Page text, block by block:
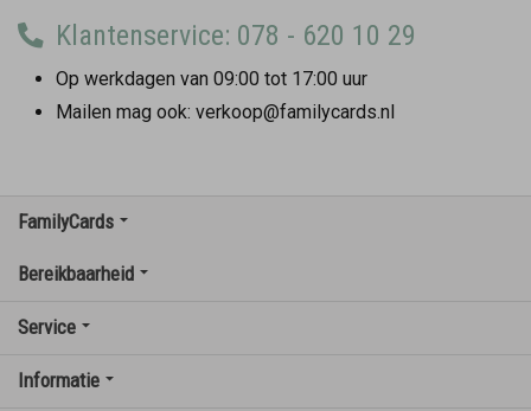
Klantenservice: 078 - 620 10 29
Op werkdagen van 09:00 tot 17:00 uur
Mailen mag ook: verkoop@familycards.nl
FamilyCards
Bereikbaarheid
Service
Informatie